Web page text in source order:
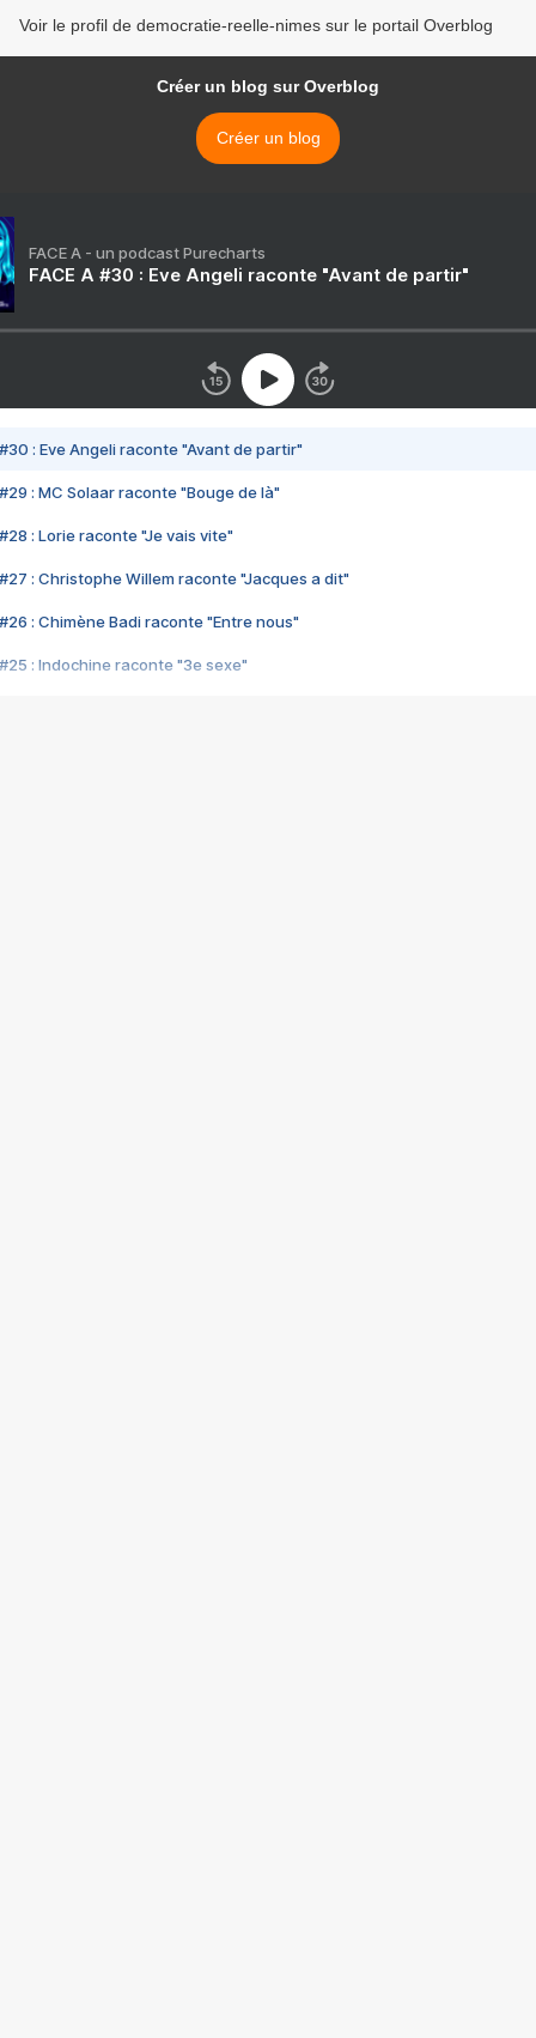
Voir le profil de democratie-reelle-nimes sur le portail Overblog
Créer un blog sur Overblog
Créer un blog
FACE A - un podcast Purecharts
FACE A #30 : Eve Angeli raconte "Avant de partir"
#30 : Eve Angeli raconte "Avant de partir"
#29 : MC Solaar raconte "Bouge de là"
#28 : Lorie raconte "Je vais vite"
#27 : Christophe Willem raconte "Jacques a dit"
#26 : Chimène Badi raconte "Entre nous"
#25 : Indochine raconte "3e sexe"